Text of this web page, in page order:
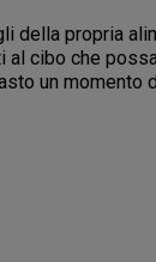
della propria
cibo che
un